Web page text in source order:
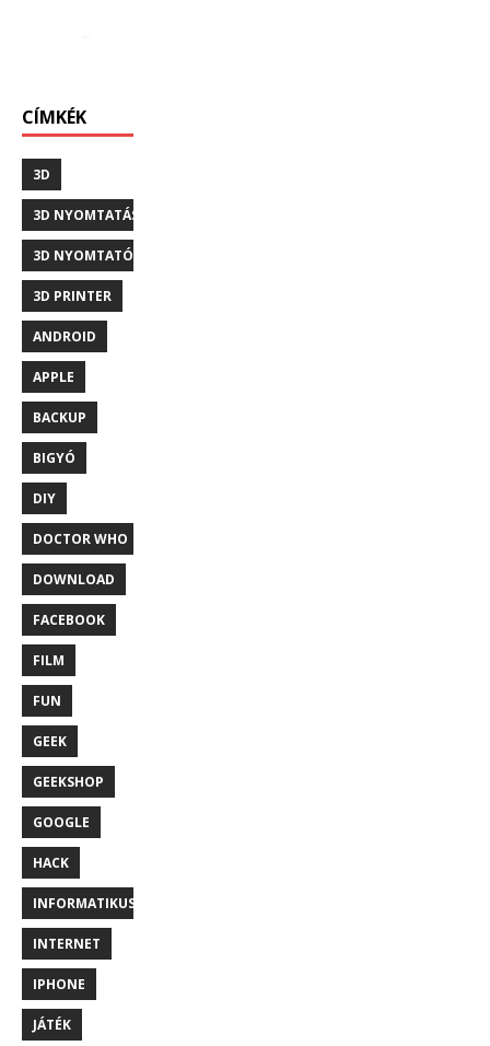
CÍMKÉK
3D
3D NYOMTATÁS
3D NYOMTATÓ
3D PRINTER
ANDROID
APPLE
BACKUP
BIGYÓ
DIY
DOCTOR WHO
DOWNLOAD
FACEBOOK
FILM
FUN
GEEK
GEEKSHOP
GOOGLE
HACK
INFORMATIKUS
INTERNET
IPHONE
JÁTÉK